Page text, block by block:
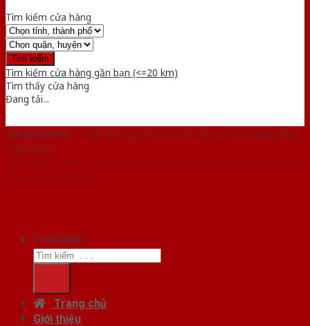
Tìm kiếm cửa hàng
Tìm kiếm cửa hàng gần bạn (<=20 km)
Tìm thấy cửa hàng
Đang tải...
SaigonDoor™ - Hệ thống Showroom cửa nhựa hàng đầu
Việt Nam
Copyright ⓒ 2016 – 2026 SaigonDoor™ - www.bancuanhua.com | Đơn vị
chủ quản SaigonDoor
Tìm kiếm:
Trang chủ
Giới thiệu